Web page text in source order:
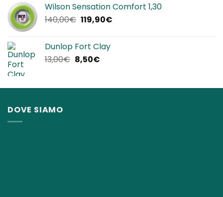
era:
25,00€.
è:
22,90€.
Wilson Sensation Comfort 1,30
140,00€ Il
era:
140,00€.
119,90€Il
Dunlop Fort Clay
13,00€ Il
era:
8,50€Il
è:
DOVE SIAMO